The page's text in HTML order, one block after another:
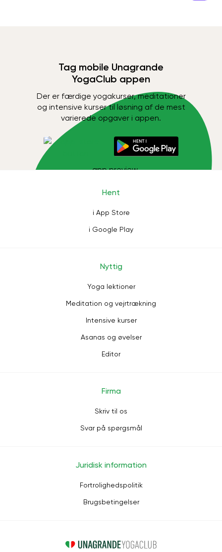
Tag mobile Unagrande
YogaClub appen
Der er færdige yogakurser, meditationer
og intensive kurser til løsning af de mest
varierede opgaver i appen.
Hent
i App Store
i Google Play
Nyttig
Yoga lektioner
Meditation og vejrtrækning
Intensive kurser
Asanas og øvelser
Editor
Firma
Skriv til os
Svar på spørgsmål
Juridisk information
Fortrolighedspolitik
Brugsbetingelser